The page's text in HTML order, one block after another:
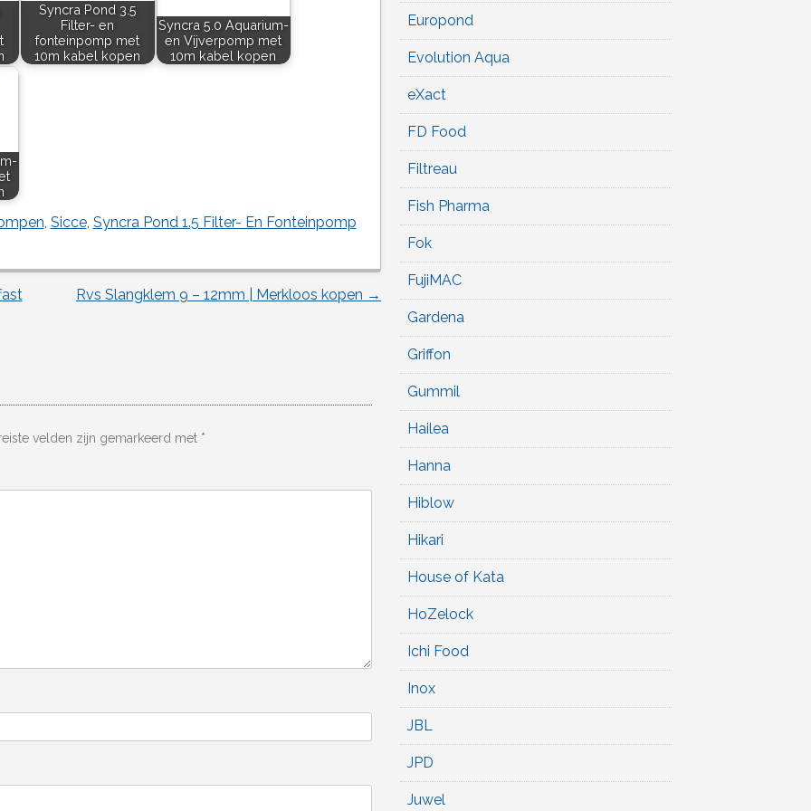
Syncra Pond 3.5
Filter- en
fonteinpomp met
10m kabel kopen
Syncra 5.0 Aquarium-
en Vijverpomp met
10m kabel kopen
, Sicce, Syncra Pond 1.5 Filter- En Fonteinpomp
Rvs Slangklem 9 – 12mm | Merkloos kopen →
velden zijn gemarkeerd met *
Europond
Evolution Aqua
eXact
FD Food
Filtreau
Fish Pharma
Fok
FujiMAC
Gardena
Griffon
Gummil
Hailea
Hanna
Hiblow
Hikari
House of Kata
HoZelock
Ichi Food
Inox
JBL
JPD
Juwel